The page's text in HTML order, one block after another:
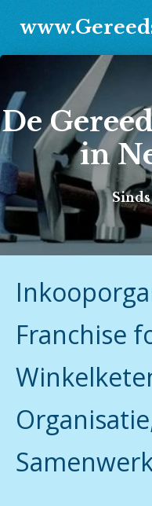
direct
De
in
Franchise